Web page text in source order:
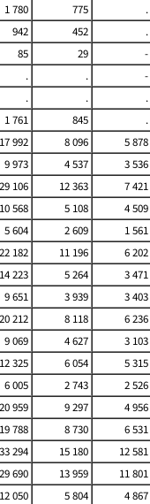
1 780 775 .
942 452 .
85 29 -
. . -
. . .
1 761 845 .
17 992 8 096 5 878
9 973 4 537 3 536
29 106 12 363 7 421
10 568 5 108 4 509
5 604 2 609 1 561
22 182 11 196 6 202
14 223 5 264 3 471
9 651 3 939 3 403
20 212 8 118 6 236
9 069 4 627 3 103
12 325 6 054 5 315
6 005 2 743 2 526
20 959 9 297 4 956
19 788 8 730 6 531
33 294 15 180 12 581
29 690 13 959 11 801
12 050 5 804 4 867